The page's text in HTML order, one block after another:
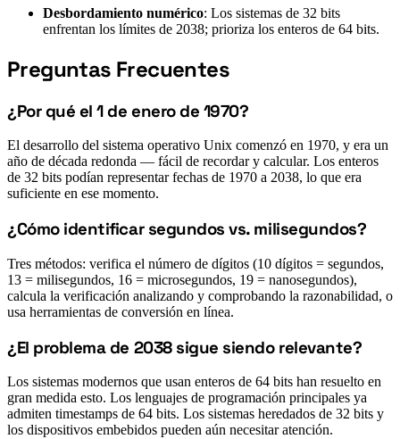
Desbordamiento numérico: Los sistemas de 32 bits
enfrentan los límites de 2038; prioriza los enteros de 64 bits.
#
Preguntas Frecuentes
#
¿Por qué el 1 de enero de 1970?
El desarrollo del sistema operativo Unix comenzó en 1970, y era un
año de década redonda — fácil de recordar y calcular. Los enteros
de 32 bits podían representar fechas de 1970 a 2038, lo que era
suficiente en ese momento.
#
¿Cómo identificar segundos vs. milisegundos?
Tres métodos: verifica el número de dígitos (10 dígitos = segundos,
13 = milisegundos, 16 = microsegundos, 19 = nanosegundos),
calcula la verificación analizando y comprobando la razonabilidad, o
usa herramientas de conversión en línea.
#
¿El problema de 2038 sigue siendo relevante?
Los sistemas modernos que usan enteros de 64 bits han resuelto en
gran medida esto. Los lenguajes de programación principales ya
admiten timestamps de 64 bits. Los sistemas heredados de 32 bits y
los dispositivos embebidos pueden aún necesitar atención.